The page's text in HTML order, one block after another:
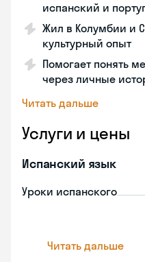
испанский и
Жил в Колумбии и
культурный опыт
Помогает понять
через личные
Читать дальше
Услуги и цены
Испанский язык
Уроки испанского
Читать дальше